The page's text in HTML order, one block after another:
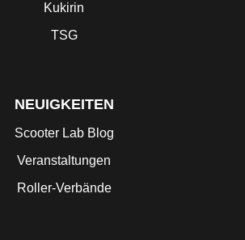
Kukirin
TSG
NEUIGKEITEN
Scooter Lab Blog
Veranstaltungen
Roller-Verbände